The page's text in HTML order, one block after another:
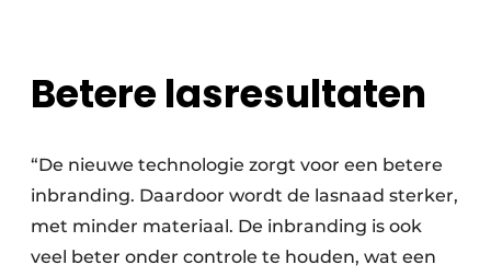
Betere lasresultaten
“De nieuwe technologie zorgt voor een betere
inbranding. Daardoor wordt de lasnaad sterker,
met minder materiaal. De inbranding is ook
veel beter onder controle te houden, wat een